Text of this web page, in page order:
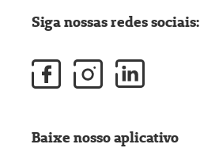
Siga nossas redes sociais:
Baixe nosso aplicativo